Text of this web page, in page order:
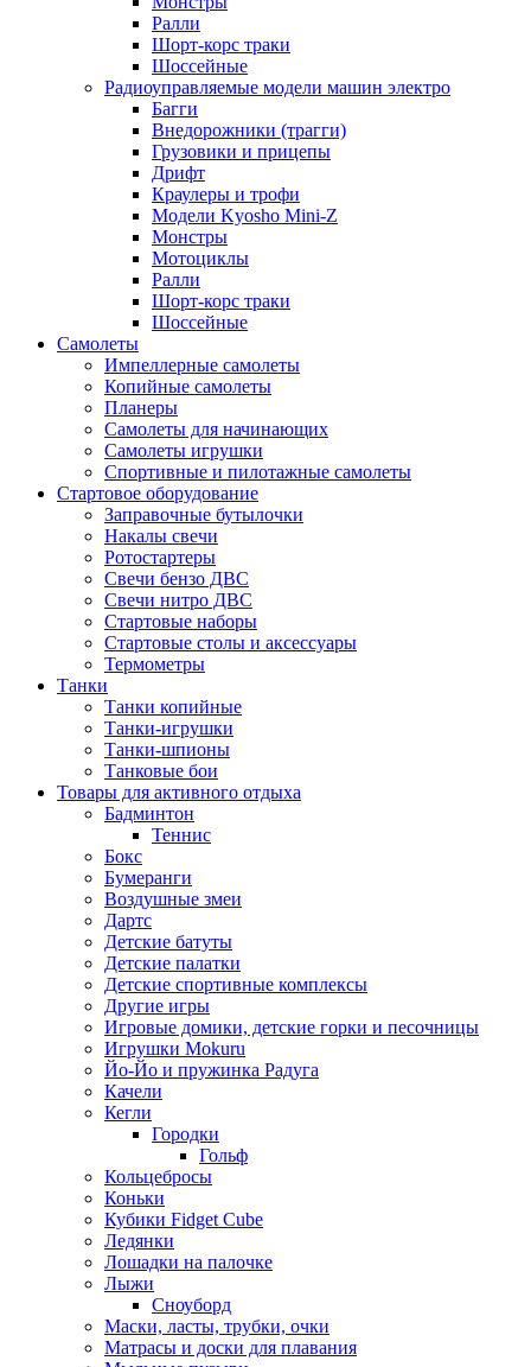
Ралли
Шорт-корс траки
Шоссейные
Радиоуправляемые модели машин электро
Багги
Внедорожники (трагги)
Грузовики и прицепы
Дрифт
Краулеры и трофи
Модели Kyosho Mini-Z
Монстры
Мотоциклы
Ралли
Шорт-корс траки
Шоссейные
Самолеты
Импеллерные самолеты
Копийные самолеты
Планеры
Самолеты для начинающих
Самолеты игрушки
Спортивные и пилотажные самолеты
Стартовое оборудование
Заправочные бутылочки
Накалы свечи
Ротостартеры
Свечи бензо ДВС
Свечи нитро ДВС
Стартовые наборы
Стартовые столы и аксессуары
Термометры
Танки
Танки копийные
Танки-игрушки
Танки-шпионы
Танковые бои
Товары для активного отдыха
Бадминтон
Теннис
Бокс
Бумеранги
Воздушные змеи
Дартс
Детские батуты
Детские палатки
Детские спортивные комплексы
Другие игры
Игровые домики, детские горки и песочницы
Игрушки Mokuru
Йо-Йо и пружинка Радуга
Качели
Кегли
Городки
Гольф
Кольцебросы
Коньки
Кубики Fidget Cube
Ледянки
Лошадки на палочке
Лыжи
Сноуборд
Маски, ласты, трубки, очки
Матрасы и доски для плавания